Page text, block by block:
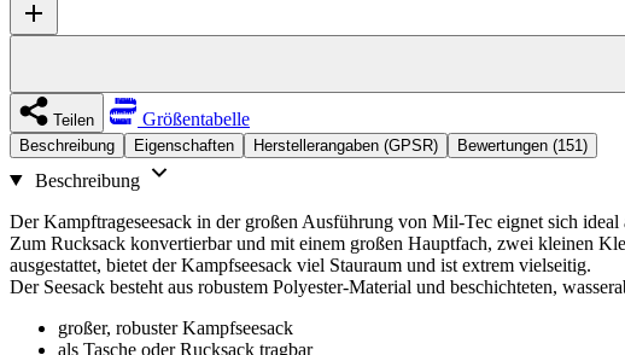
Teilen Größentabelle
Beschreibung Eigenschaften Herstellerangaben (GPSR) Bewertungen (151)
Beschreibung
Der Kampftrageseesack in der großen Ausführung von Mil-Tec eignet sich ideal
Zum Rucksack konvertierbar und mit einem großen Hauptfach, zwei kleinen
ausgestattet, bietet der Kampfseesack viel Stauraum und ist extrem vielseitig.
Der Seesack besteht aus robustem Polyester-Material und beschichteten,
großer, robuster Kampfseesack
als Tasche oder Rucksack tragbar